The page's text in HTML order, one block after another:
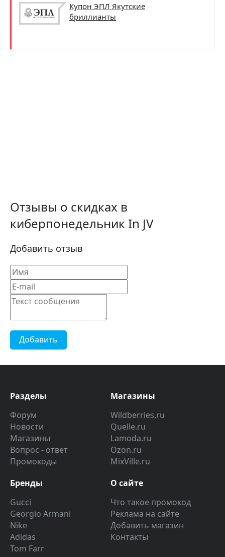
Купон ЭПЛ Якутские
бриллианты
Отзывы о скидках в
киберпонедельник In JV
Добавить отзыв
Добавить
Разделы
Форум
Новости
Магазины
Вопрос - ответ
Промокоды
Магазины
Wildberries.ru
Quelle.ru
Lamoda.ru
Ozon.ru
MixVille.ru
Бренды
Gucci
Georgio Armani
Nike
Adidas
Tom Farr
О сайте
Что такое промокод
Реклама на сайте
Добавить магазин
Контакты